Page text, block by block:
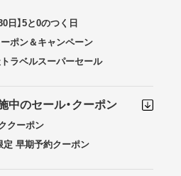
30日】5と0のつく日
ーポン＆キャンペーン
天トラベルスーパーセール
中のセール・クーポン
クーポン
限定 早期予約クーポン